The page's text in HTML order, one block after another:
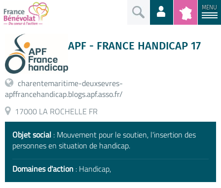
MENU
APF - FRANCE HANDICAP 17
charentemaritime-deuxsevres-
apffrancehandicap.blogs.apf.asso.fr/
17000 LA ROCHELLE FR
Objet social : Mouvement pour le soutien, l'insertion des
personnes en situation de handicap.
Domaines d'action : Handicap,